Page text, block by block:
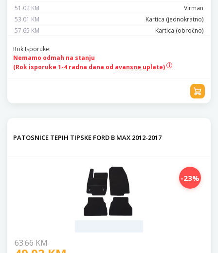
51.02 KM
Virman
53.01 KM
Kartica (jednokratno)
57.65 KM
Kartica (obročno)
Rok Isporuke:
Nemamo odmah na stanju
(Rok isporuke 1-4 radna dana od avansne uplate)
PATOSNICE TEPIH TIPSKE FORD B MAX 2012-2017
-23%
63.66 KM